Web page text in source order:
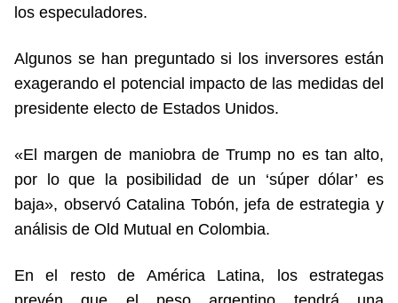
los especuladores.
Algunos se han preguntado si los inversores están
exagerando el potencial impacto de las medidas del
presidente electo de Estados Unidos.
«El margen de maniobra de Trump no es tan alto,
por lo que la posibilidad de un ‘súper dólar’ es
baja», observó Catalina Tobón, jefa de estrategia y
análisis de Old Mutual en Colombia.
En el resto de América Latina, los estrategas